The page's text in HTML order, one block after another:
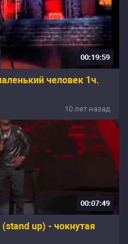
00:19:59
человек 1ч.
10 лет назад
00:07:49
up) - чокнутая